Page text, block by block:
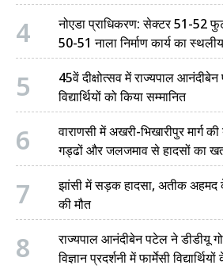
4
नोएडा प्राधिकरण: सेक्टर 51-52
50-51 नाला निर्माण कार्य का
5
45वें दीक्षोत्सव में राज्यपाल
विद्यार्थियों को किया सम्मानित
6
वाराणसी में अखरी-भिखारीपुर मार्ग
गड्ढों और जलजमाव से हादसों का
7
झांसी में सड़क हादसा, अतीक
की मौत
8
राज्यपाल आनंदीबेन पटेल ने डीडीयू
विज्ञान प्रदर्शनी में फार्मेसी